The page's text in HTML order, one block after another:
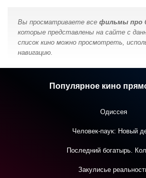
Вы просматриваете все фильмы про
которые представлены на сайте с
список кино можно просмотреть,
навигацию.
Популярное кино
Одиссея
Человек-паук: Новый
Последний богатырь.
Закулисье